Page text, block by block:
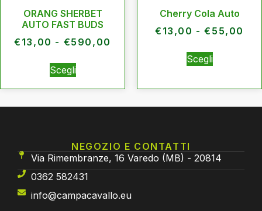
ORANG SHERBET
AUTO FAST BUDS
€ 13,00 - €590,00
Scegli
Cherry Cola Auto
€ 13,00 - € 55,00
Scegli
NEGOZIO E CONTATTI
Via Rimembranze, 16 Varedo (MB) - 20814
0362 582431
info@campacavallo.eu